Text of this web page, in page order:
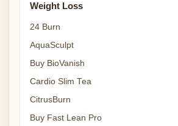
Weight Loss
24 Burn
AquaSculpt
Buy BioVanish
Cardio Slim Tea
CitrusBurn
Buy Fast Lean Pro